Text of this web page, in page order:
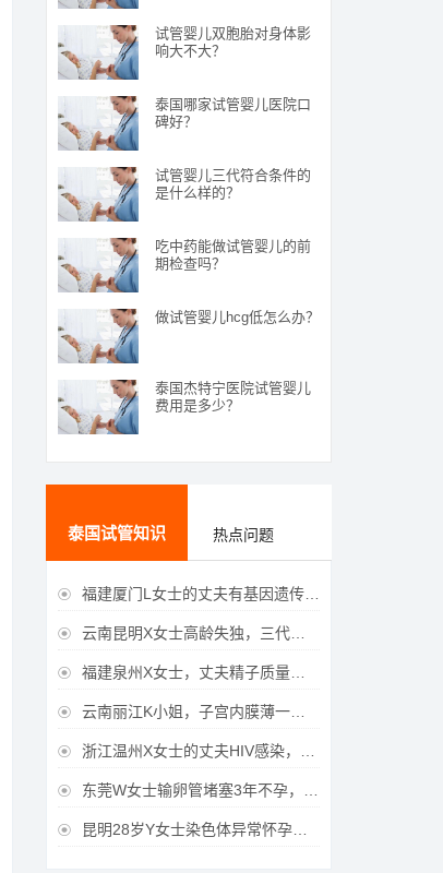
试管婴儿双胞胎对身体影
响大不大？
泰国哪家试管婴儿医院口
碑好？
试管婴儿三代符合条件的
是什么样的？
吃中药能做试管婴儿的前
期检查吗？
做试管婴儿hcg低怎么办？
泰国杰特宁医院试管婴儿
费用是多少？
泰国试管知识 热点问题
 福建厦门L女士的丈夫有基因遗传疾病，三代试管生育健康宝宝
 云南昆明X女士高龄失独，三代试管助她重获女儿
 福建泉州X女士，丈夫精子质量差，三代试管获得男宝宝
 云南丽江K小姐，子宫内膜薄一直未孕，三代试管一次成功获得
 浙江温州X女士的丈夫HIV感染，三代试管成功获得女宝宝
 东莞W女士输卵管堵塞3年不孕，泰国三代试管喜获
 昆明28岁Y女士染色体异常怀孕难，泰国三代试管成功好孕